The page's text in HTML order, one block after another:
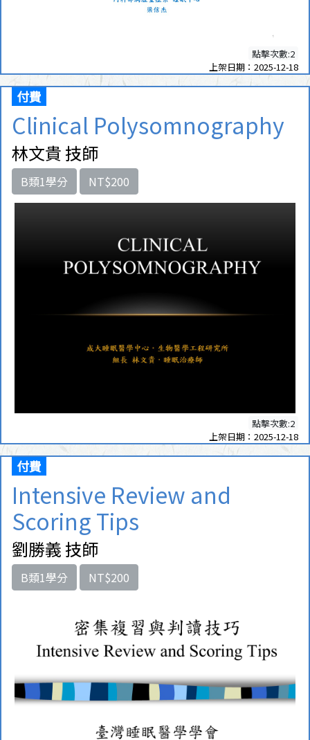
點擊次數:2
上架日期：2025-12-18
付費
Clinical Polysomnography
林文貴 技師
B類1學分 NT$200
點擊次數:2
上架日期：2025-12-18
付費
Intensive Review and
Scoring Tips
劉勝義 技師
B類1學分 NT$200